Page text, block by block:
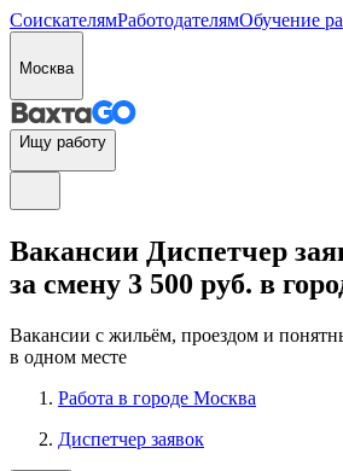
СоискателямРаботодателямОбучение
Москва
Ищу работу
Вакансии Диспетчер
за смену 3 500 руб. в
Вакансии с жильём, проездом и
в одном месте
Работа в городе Москва
Диспетчер заявок